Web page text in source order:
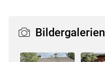
Bildergalerien